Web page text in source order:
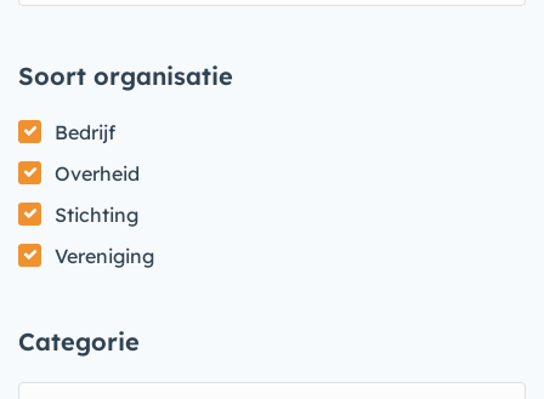
Soort organisatie
Bedrijf
Overheid
Stichting
Vereniging
Categorie